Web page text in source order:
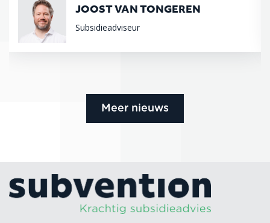
JOOST VAN TONGEREN
Subsidieadviseur
Meer nieuws